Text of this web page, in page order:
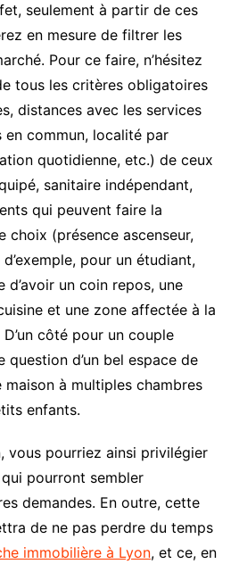
seulement à partir de ces
en mesure de filtrer les
Pour ce faire, n’hésitez
tous les critères obligatoires
distances avec les services
commun, localité par
quotidienne, etc.) de ceux
sanitaire indépendant,
qui peuvent faire la
choix (présence ascenseur,
pour un étudiant,
d’avoir un coin repos, une
et une zone affectée à la
côté pour un couple
d’un bel espace de
maison à multiples chambres
enfants.
vous pourriez ainsi privilégier
pourront sembler
demandes. En outre, cette
de ne pas perdre du temps
immobilière à Lyon, et ce, en